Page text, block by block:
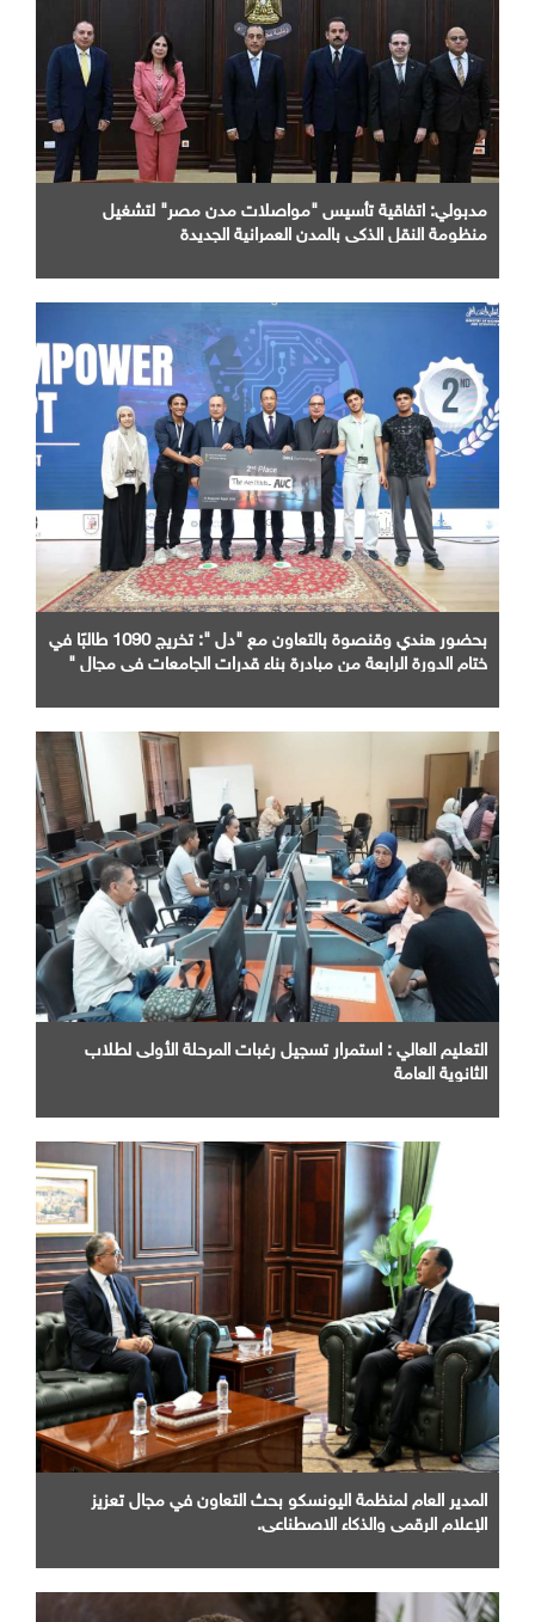
مدبولي: اتفاقية تأسيس "مواصلات مدن مصر" لتشغيل
منظومة النقل الذكي بالمدن العمرانية الجديدة
بحضور هندي وقنصوة بالتعاون مع "دل ": تخريج 1090 طالبًا في
ختام الدورة الرابعة من مبادرة بناء قدرات الجامعات في مجال "
التعليم العالي : استمرار تسجيل رغبات المرحلة الأولى لطلاب
الثانوية العامة
المدير العام لمنظمة اليونسكو بحث التعاون في مجال تعزيز
الإعلام الرقمي والذكاء الاصطناعي.